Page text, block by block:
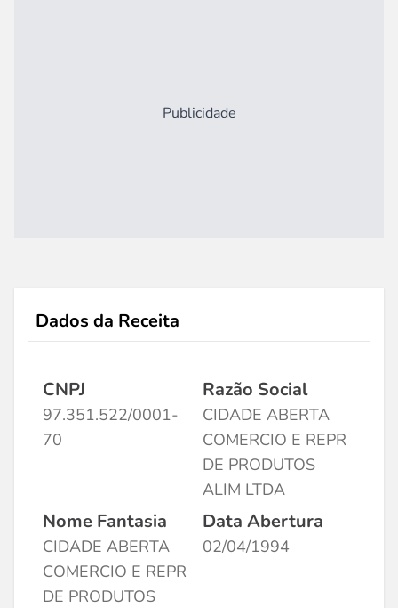
Publicidade
Dados da Receita
CNPJ
97.351.522/0001-
70
Razão Social
CIDADE ABERTA
COMERCIO E REPR
DE PRODUTOS
ALIM LTDA
Nome Fantasia
CIDADE ABERTA
COMERCIO E REPR
DE PRODUTOS
Data Abertura
02/04/1994